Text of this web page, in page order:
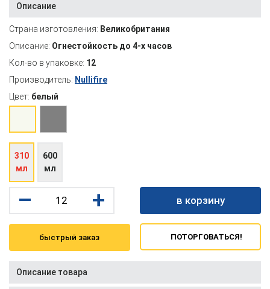
Описание
Страна изготовления: Великобритания
Описание: Огнестойкость до 4-х часов
Кол-во в упаковке: 12
Производитель: Nullifire
Цвет: белый
310
мл
600
мл
– + в корзину
быстрый заказ ПОТОРГОВАТЬСЯ!
Описание товара